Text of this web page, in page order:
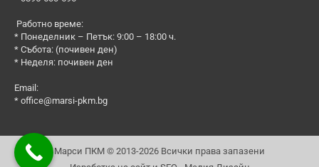
Работно време:
* Понеделник – Петък: 9:00 – 18:00 ч.
* Събота: (почивен ден)
* Неделя: почивен ден
Email:
* office@marsi-pkm.bg
Марси ПКМ © 2013-2026 Всички права запазени